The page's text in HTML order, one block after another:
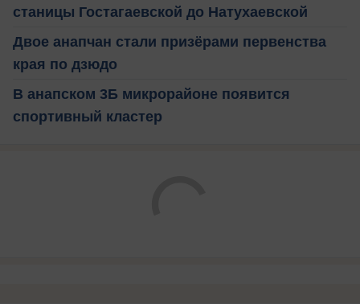
станицы Гостагаевской до Натухаевской
Двое анапчан стали призёрами первенства
края по дзюдо
В анапском 3Б микрорайоне появится
спортивный кластер